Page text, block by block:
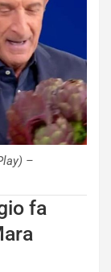
–
fa